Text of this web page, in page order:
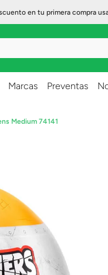
en tu primera compra
Marcas Preventas
Medium 74141